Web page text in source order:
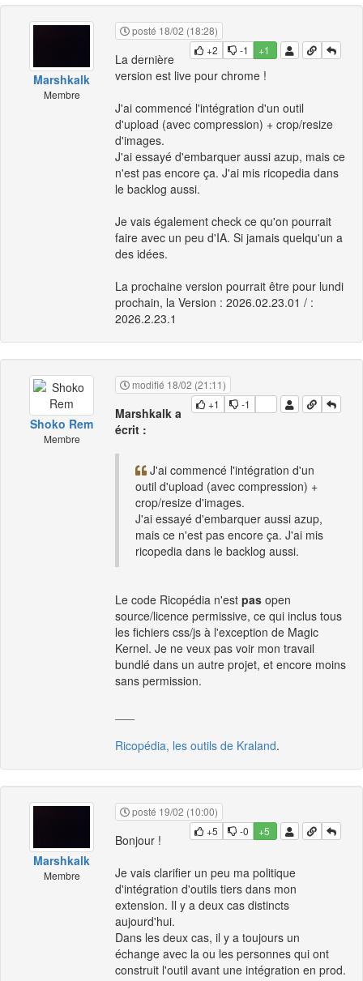
Marshkalk
Membre
posté 18/02 (18:28)
+2
-1 +1
La dernière
version est live pour chrome !
J'ai commencé l'intégration d'un outil
d'upload (avec compression) + crop/resize
d'images.
J'ai essayé d'embarquer aussi azup, mais ce
n'est pas encore ça. J'ai mis ricopedia dans
le backlog aussi.
Je vais également check ce qu'on pourrait
faire avec un peu d'IA. Si jamais quelqu'un a
des idées.
La prochaine version pourrait être pour lundi
prochain, la Version : 2026.02.23.01 / :
2026.2.23.1
Shoko Rem
Membre
modifié 18/02 (21:11)
+1
-1
Marshkalk a
écrit :
J'ai commencé l'intégration d'un
outil d'upload (avec compression) +
crop/resize d'images.
J'ai essayé d'embarquer aussi azup,
mais ce n'est pas encore ça. J'ai mis
ricopedia dans le backlog aussi.
Le code Ricopédia n'est pas open
source/licence permissive, ce qui inclus tous
les fichiers css/js à l'exception de Magic
Kernel. Je ne veux pas voir mon travail
bundlé dans un autre projet, et encore moins
sans permission.
Ricopédia, les outils de Kraland.
Marshkalk
Membre
posté 19/02 (10:00)
+5
-0 +5
Bonjour !
Je vais clarifier un peu ma politique
d'intégration d'outils tiers dans mon
extension. Il y a deux cas distincts
aujourd'hui.
Dans les deux cas, il y a toujours un
échange avec la ou les personnes qui ont
construit l'outil avant une intégration en prod.